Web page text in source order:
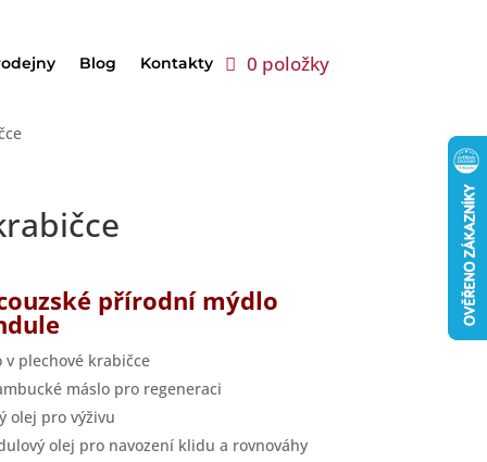
Blog Kontakty 0 položky
přírodní mýdlo
v plechové krabičce
máslo pro regeneraci
olej pro výživu
olej pro navození klidu a rovnováhy